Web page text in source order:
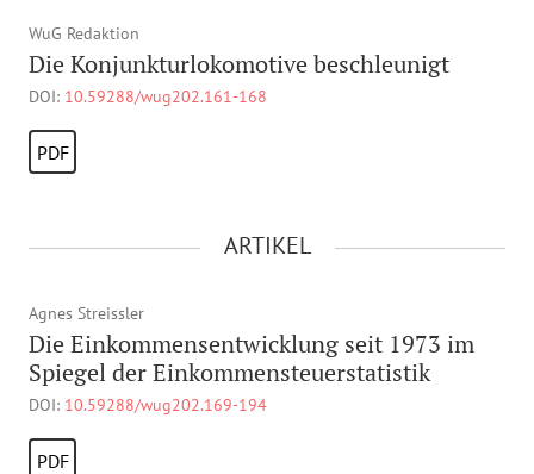
WuG Redaktion
Die Konjunkturlokomotive beschleunigt
DOI: 10.59288/wug202.161-168
PDF
ARTIKEL
Agnes Streissler
Die Einkommensentwicklung seit 1973 im
Spiegel der Einkommensteuerstatistik
DOI: 10.59288/wug202.169-194
PDF